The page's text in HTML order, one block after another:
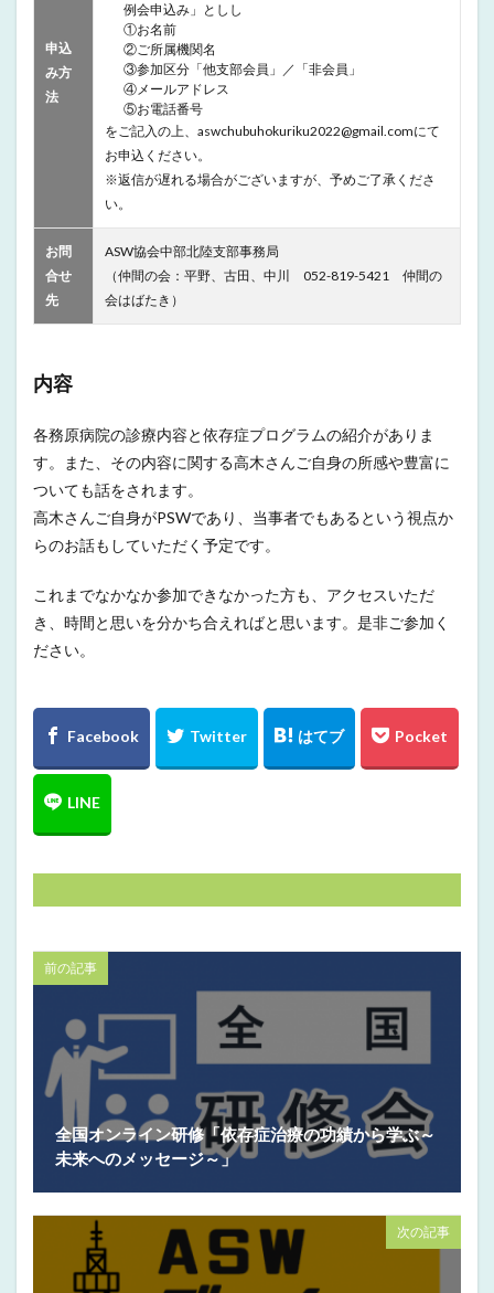
申込
み方
法
例会申込み」としし
①お名前
②ご所属機関名
③参加区分「他支部会員」／「非会員」
④メールアドレス
⑤お電話番号
をご記入の上、aswchubuhokuriku2022@gmail.comにて
お申込ください。
※返信が遅れる場合がございますが、予めご了承くださ
い。
お問
合せ
先
ASW協会中部北陸支部事務局
（仲間の会：平野、古田、中川 052-819-5421 仲間の
会はばたき）
内容
各務原病院の診療内容と依存症プログラムの紹介がありま
す。また、その内容に関する高木さんご自身の所感や豊富に
ついても話をされます。
高木さんご自身がPSWであり、当事者でもあるという視点か
らのお話もしていただく予定です。
これまでなかなか参加できなかった方も、アクセスいただ
き、時間と思いを分かち合えればと思います。是非ご参加く
ださい。
前の記事
全国オンライン研修「依存症治療の功績から学ぶ～
未来へのメッセージ～」
次の記事